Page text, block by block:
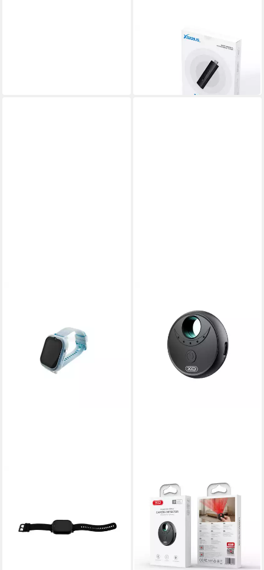
Streaming-Box AIR Stick 4K
in 2-3 Werktagen bei dir
Überwachungskamera
Zubehör CRP02
7,95 € UVP 17,95 €
-56%
in 4-5 Werktagen bei dir